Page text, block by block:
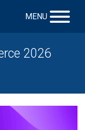
MENU
2026